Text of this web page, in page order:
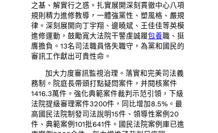
之基、解實行之惑。扎實展開深刻貫徹中心八項
規則精力進修教導，一體強黨性、塑風格、嚴規
律。深刻展開向丁宇翔、邊曉斌、王佳佳等英模
進修運動，鼓勵寬大法院干警虔誠履包養職、挺
膺擔負。13名司法職員恪失職守，為黨和國民的
審訊工作獻出可貴性命。
加大力度審訊監視治理。落實和完美司法義
務制。院庭長帶頭打點疑問案件，并閱核案件
1416.3萬件。強化典範案件裁判示范引領，下級
法院提級審理案件3200件，同比增加8.5%。最
高國民法院制發司法說明15件、領導性案例20
件、典範案例101批641件。國民法院案例庫已進